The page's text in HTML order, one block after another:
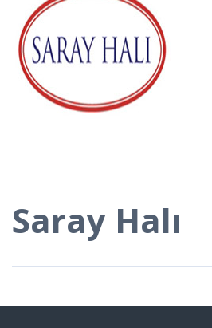
Saray Halı